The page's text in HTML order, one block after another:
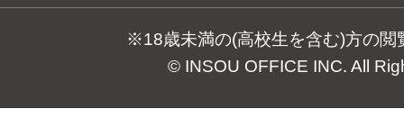
※18歳未満の(高校生を含む)方の閲
© INSOU OFFICE INC. All